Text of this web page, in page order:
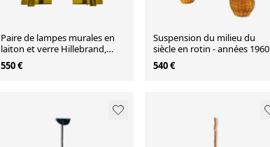
Paire de lampes murales en
laiton et verre Hillebrand,
Allemagne 1960
550 €
Suspension du milieu du
siècle en rotin - années 1960
540 €